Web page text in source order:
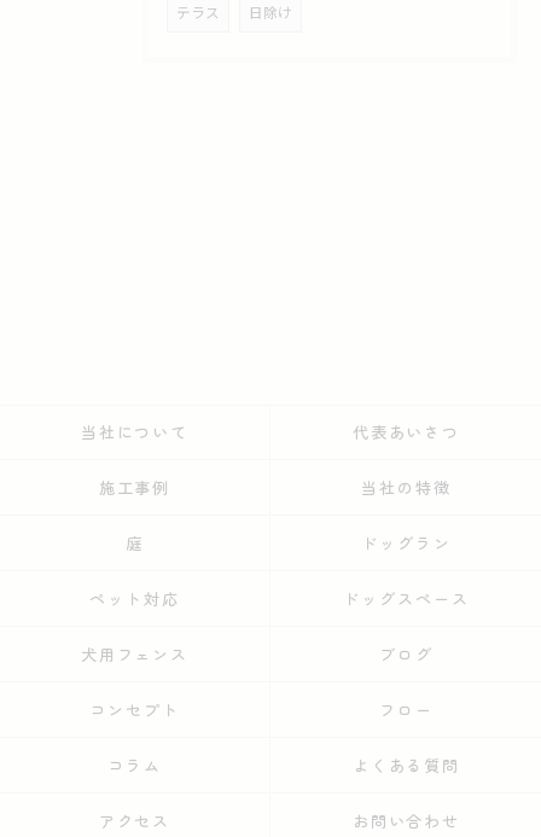
テラス 日除け
当社について 代表あいさつ
施工事例 当社の特徴
庭 ドッグラン
ペット対応 ドッグスペース
犬用フェンス ブログ
コンセプト フロー
コラム よくある質問
アクセス お問い合わせ